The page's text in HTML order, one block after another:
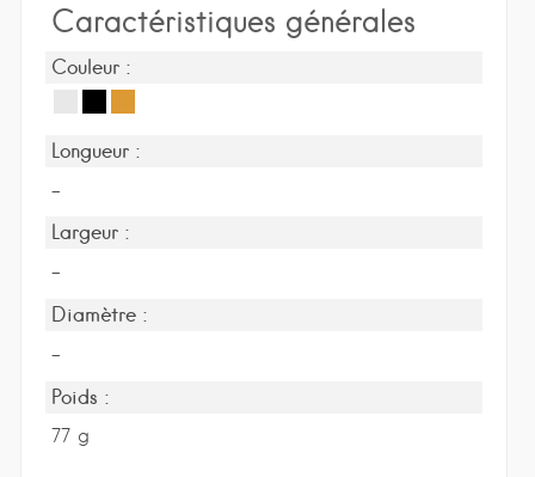
Caractéristiques générales
Couleur :
Longueur :
-
Largeur :
-
Diamètre :
-
Poids :
77 g